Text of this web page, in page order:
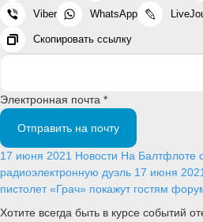
Viber WhatsApp
Скопировать ссылку
Электронная почта *
Отправить на почту
17 июня 2021 Новости На Балтфлоте
радиоэлектронную дуэль 17 июня 2021
пистолет «Грач» покажут гостям
Хотите всегда быть в курсе событий